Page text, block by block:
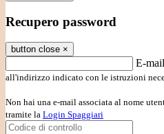
Recupero password
button close ×
E-mail
all'indirizzo indicato con le istruzioni
Non hai una e-mail associata al nome
tramite la Login Spaggiari